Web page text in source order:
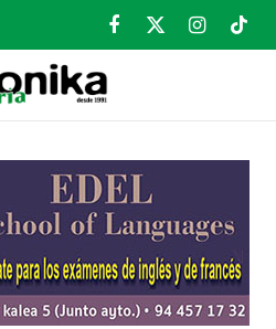
Facebook
X
Instagram